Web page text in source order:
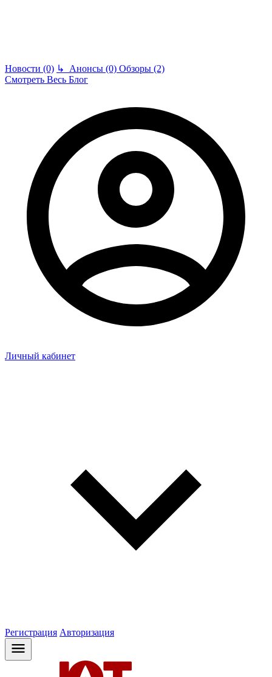
Новости (0) ↳ Анонсы (0) Обзоры (2)
Смотреть Весь Блог
Личный кабинет
Регистрация Авторизация